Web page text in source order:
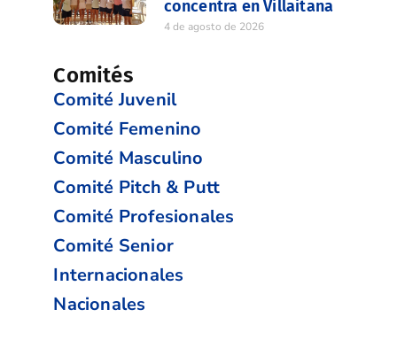
concentra en Villaitana
4 de agosto de 2026
Comités
Comité Juvenil
Comité Femenino
Comité Masculino
Comité Pitch & Putt
Comité Profesionales
Comité Senior
Internacionales
Nacionales